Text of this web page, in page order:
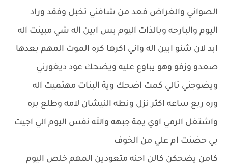
الصواني والغراض فعد من شافني تخبل وفقد وراد
اليوم والبارحه وبالذات اليوم بس ابين اله شي مبينت اله
ابد لان شنو ابين اله واني اكرها كره الموت المهم بعدها
صعدو وزفو وهو يباوع عليه ويضحك عود ديغورني
ويضوجني تالي كمت اضحك وية البنات مهتميت اله
وره ربع ساعه اكثر نزل ونطه النيشان لامه وطلع بره
واشتغل الرمي اوي يمة جبهه والله نفس اليوم الي اجيت
بي حضنت ام علي من الخوف
كامن يضحكن كالن احنه متعودين المهم خلص اليوم